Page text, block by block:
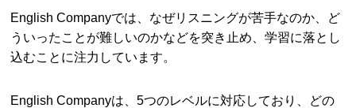
English Companyでは、なぜリスニングが苦手なのか、ど
ういったことが難しいのかなどを突き止め、学習に落とし
込むことに注力しています。
English Companyは、5つのレベルに対応しており、どの